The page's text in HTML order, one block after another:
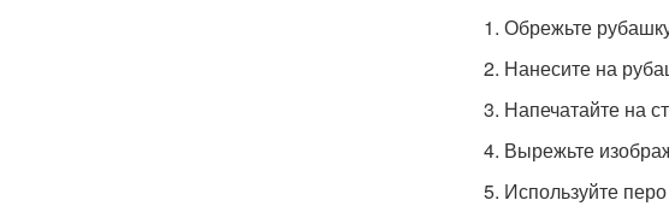
1. Обрежьте
2. Нанесите на
3. Напечатайте на
4. Вырежьте
5. Используйте